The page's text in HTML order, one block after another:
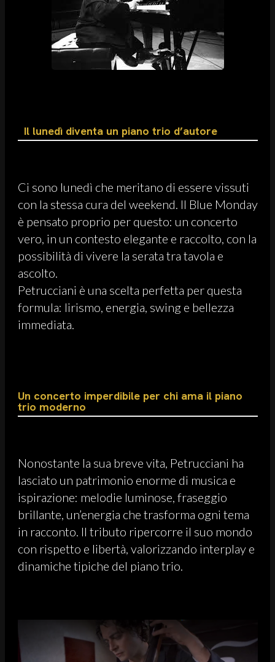
Il lunedì diventa un piano trio d’autore
Ci sono lunedì che meritano di essere vissuti
con la stessa cura del weekend. Il Blue Monday
è pensato proprio per questo: un concerto
vero, in un contesto elegante e raccolto, con la
possibilità di vivere la serata tra tavola e
ascolto.
Petrucciani è una scelta perfetta per questa
formula: lirismo, energia, swing e bellezza
immediata.
Un concerto imperdibile per chi ama il piano
trio moderno
Nonostante la sua breve vita, Petrucciani ha
lasciato un patrimonio enorme di musica e
ispirazione: melodie luminose, fraseggio
brillante, un’energia che trasforma ogni tema
in racconto. Il tributo ripercorre il suo mondo
con rispetto e libertà, valorizzando interplay e
dinamiche tipiche del piano trio.